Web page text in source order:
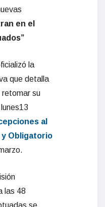
en el
la
que detalla
su
al
Obligatorio
las 48
se